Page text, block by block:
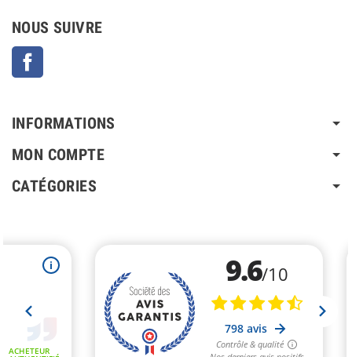
NOUS SUIVRE
INFORMATIONS
MON COMPTE
CATÉGORIES